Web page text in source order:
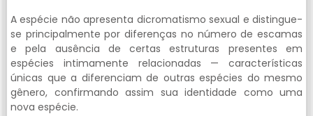
A espécie não apresenta dicromatismo sexual e distingue-
se principalmente por diferenças no número de escamas
e pela ausência de certas estruturas presentes em
espécies intimamente relacionadas — características
únicas que a diferenciam de outras espécies do mesmo
gênero, confirmando assim sua identidade como uma
nova espécie.